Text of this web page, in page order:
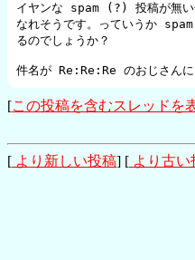
イヤンな spam (?) 投稿が無い
なれそうです。っていうか
るのでしょうか？
[この投稿を含むスレッドを
[ より新しい投稿] [ より古い